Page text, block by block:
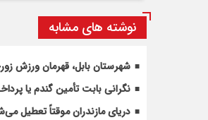
نوشته های مشابه
شهرستان بابل، قهرمان ورزش
نگرانی بابت تأمین گندم یا
دریای مازندران موقتاً تعطیل